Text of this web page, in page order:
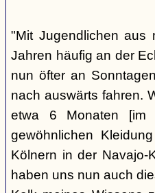
"Mit Jugendlichen aus
Jahren häufig an der
nun öfter an
nach auswärts fahren.
etwa 6 Monaten [im
gewöhnlichen
Kölnern in der Navajo-
haben uns nun auch